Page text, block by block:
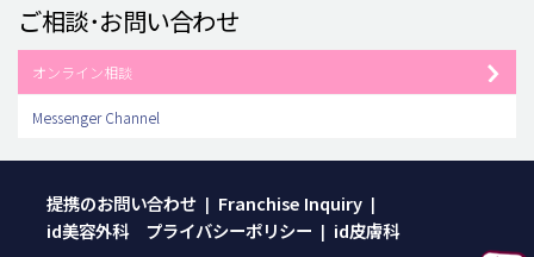
ご相談･お問い合わせ
オンライン相談
Messenger Channel
提携のお問い合わせ | Franchise Inquiry |
id美容外科 プライバシーポリシー | id皮膚科